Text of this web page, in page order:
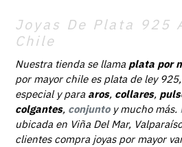
Joyas De Plata 925
Chile
Nuestra tienda se llama plata por
por mayor chile es plata de ley
especial y para aros, collares,
colgantes, conjunto y mucho más.
ubicada en Viña Del Mar,
clientes compra joyas por mayor